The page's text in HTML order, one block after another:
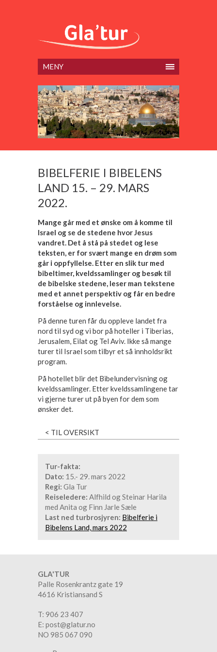
MENY
BIBELFERIE I BIBELENS
LAND 15. – 29. MARS
2022.
Mange går med et ønske om å komme til
Israel og se de stedene hvor Jesus
vandret. Det å stå på stedet og lese
teksten, er for svært mange en drøm som
går i oppfyllelse. Etter en slik tur med
bibeltimer, kveldssamlinger og besøk til
de bibelske stedene, leser man tekstene
med et annet perspektiv og får en bedre
forståelse og innlevelse.
På denne turen får du oppleve landet fra
nord til syd og vi bor på hoteller i Tiberias,
Jerusalem, Eilat og Tel Aviv. Ikke så mange
turer til Israel som tilbyr et så innholdsrikt
program.
På hotellet blir det Bibelundervisning og
kveldssamlinger. Etter kveldssamlingene tar
vi gjerne turer ut på byen for dem som
ønsker det.
< TIL OVERSIKT
Tur-fakta:
Dato: 15.- 29. mars 2022
Regi: Gla Tur
Reiseledere: Alfhild og Steinar Harila
med Anita og Finn Jarle Sæle
Last ned turbrosjyren: Bibelferie i
Bibelens Land, mars 2022
GLA'TUR
Palle Rosenkrantz gate 19
4616 Kristiansand S
T: 906 23 407
E: post@glatur.no
​NO 985 067 090